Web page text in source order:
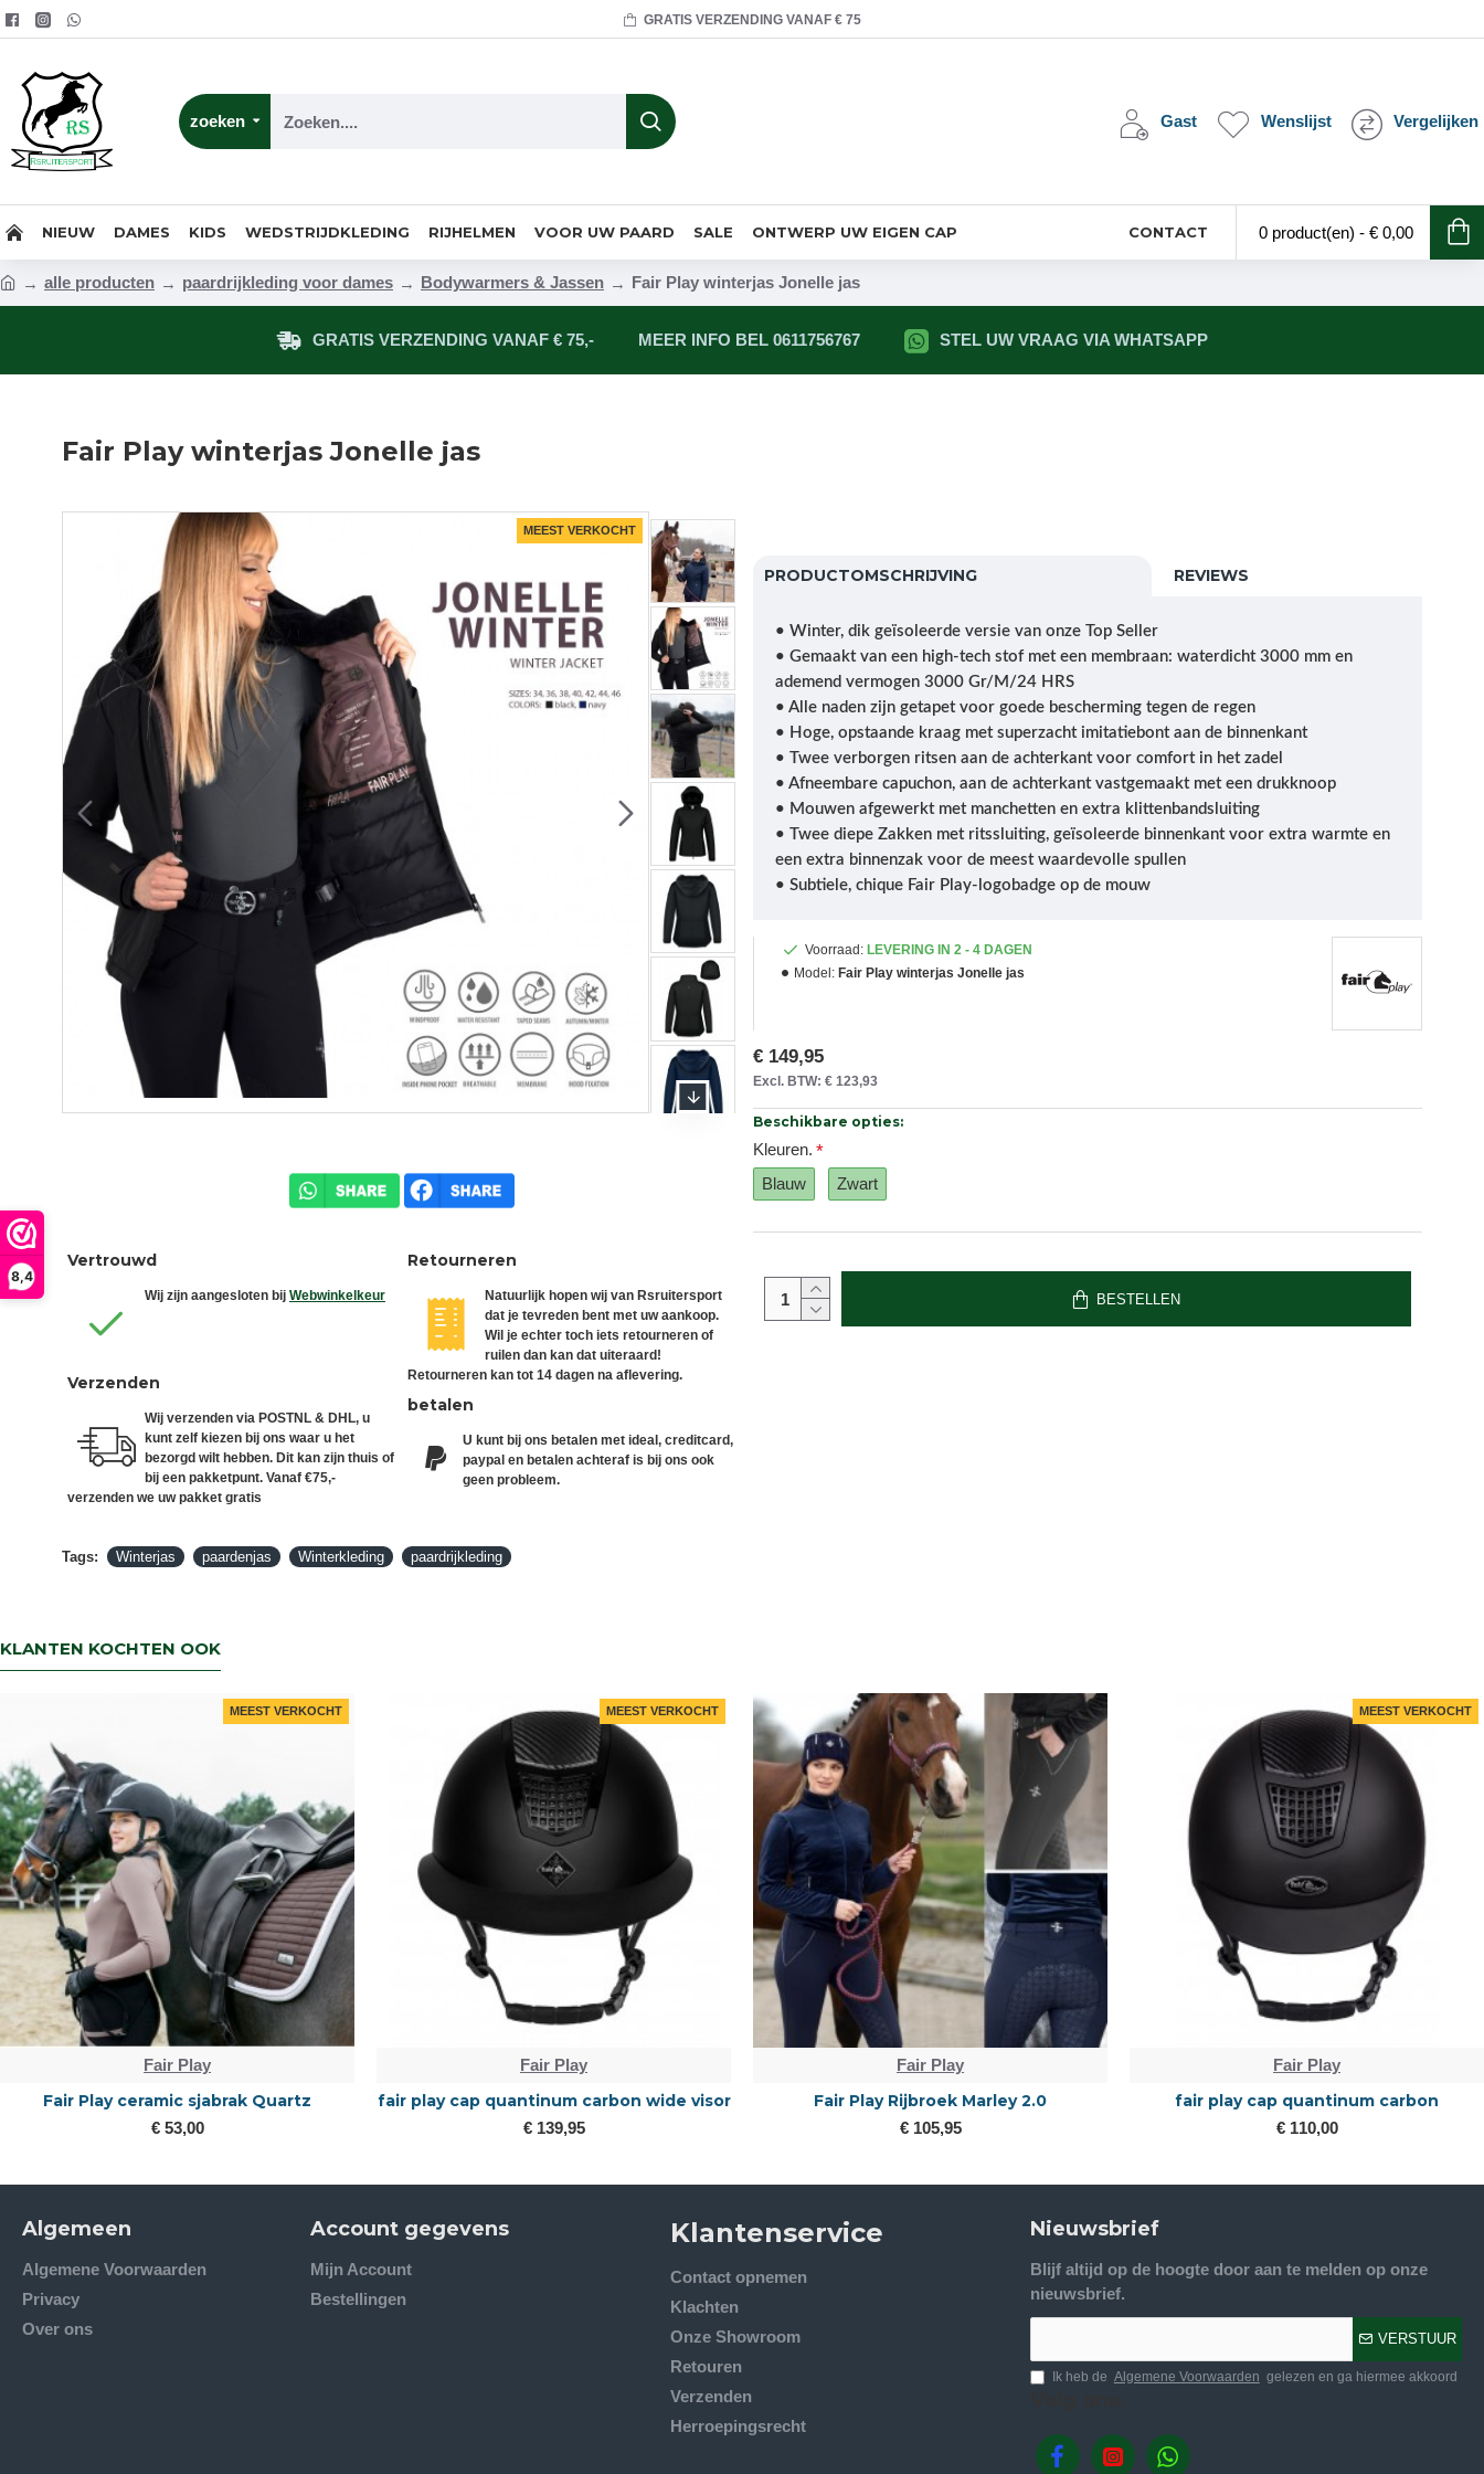
8,4
GRATIS VERZENDING VANAF € 75
zoeken Gast Wenslijst Vergelijken
NIEUW DAMES KIDS WEDSTRIJDKLEDING RIJHELMEN VOOR UW PAARD SALE ONTWERP UW EIGEN CAP CONTACT 0 product(en) - € 0,00
alle producten paardrijkleding voor dames Bodywarmers & Jassen Fair Play winterjas Jonelle jas
GRATIS VERZENDING VANAF € 75,- MEER INFO BEL 0611756767 STEL UW VRAAG VIA WHATSAPP
Fair Play winterjas Jonelle jas
MEEST VERKOCHT
Vertrouwd
Wij zijn aangesloten bij Webwinkelkeur
Verzenden
Wij verzenden via POSTNL & DHL, u
kunt zelf kiezen bij ons waar u het
bezorgd wilt hebben. Dit kan zijn thuis of
bij een pakketpunt. Vanaf €75,-
verzenden we uw pakket gratis
Retourneren
Natuurlijk hopen wij van Rsruitersport
dat je tevreden bent met uw aankoop.
Wil je echter toch iets retourneren of
ruilen dan kan dat uiteraard!
Retourneren kan tot 14 dagen na aflevering.
betalen
U kunt bij ons betalen met ideal, creditcard,
paypal en betalen achteraf is bij ons ook
geen probleem.
PRODUCTOMSCHRIJVING REVIEWS
• Winter, dik geïsoleerde versie van onze Top Seller
• Gemaakt van een high-tech stof met een membraan: waterdicht 3000 mm en
ademend vermogen 3000 Gr/M/24 HRS
• Alle naden zijn getapet voor goede bescherming tegen de regen
• Hoge, opstaande kraag met superzacht imitatiebont aan de binnenkant
• Twee verborgen ritsen aan de achterkant voor comfort in het zadel
• Afneembare capuchon, aan de achterkant vastgemaakt met een drukknoop
• Mouwen afgewerkt met manchetten en extra klittenbandsluiting
• Twee diepe Zakken met ritssluiting, geïsoleerde binnenkant voor extra warmte en
een extra binnenzak voor de meest waardevolle spullen
• Subtiele, chique Fair Play-logobadge op de mouw
Voorraad: LEVERING IN 2 - 4 DAGEN
Model: Fair Play winterjas Jonelle jas
€ 149,95
Excl. BTW: € 123,93
Beschikbare opties:
Kleuren.
Blauw
Zwart
BESTELLEN
Tags: Winterjas paardenjas Winterkleding paardrijkleding
KLANTEN KOCHTEN OOK
MEEST VERKOCHT
Fair Play
Fair Play ceramic sjabrak Quartz
€ 53,00
MEEST VERKOCHT
Fair Play
fair play cap quantinum carbon wide visor
€ 139,95
Fair Play
Fair Play Rijbroek Marley 2.0
€ 105,95
MEEST VERKOCHT
Fair Play
fair play cap quantinum carbon
€ 110,00
Algemeen
Algemene Voorwaarden
Privacy
Over ons
Account gegevens
Mijn Account
Bestellingen
Klantenservice
Contact opnemen
Klachten
Onze Showroom
Retouren
Verzenden
Herroepingsrecht
Nieuwsbrief
Blijf altijd op de hoogte door aan te melden op onze
nieuwsbrief.
VERSTUUR
Ik heb de Algemene Voorwaarden gelezen en ga hiermee akkoord